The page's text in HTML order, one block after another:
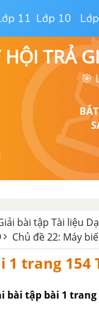
11 Lớp 10
TRẢ
🎯
bài tập Tài liệu
Chủ đề 22: Máy
1 trang 154
bài tập bài 1 trang